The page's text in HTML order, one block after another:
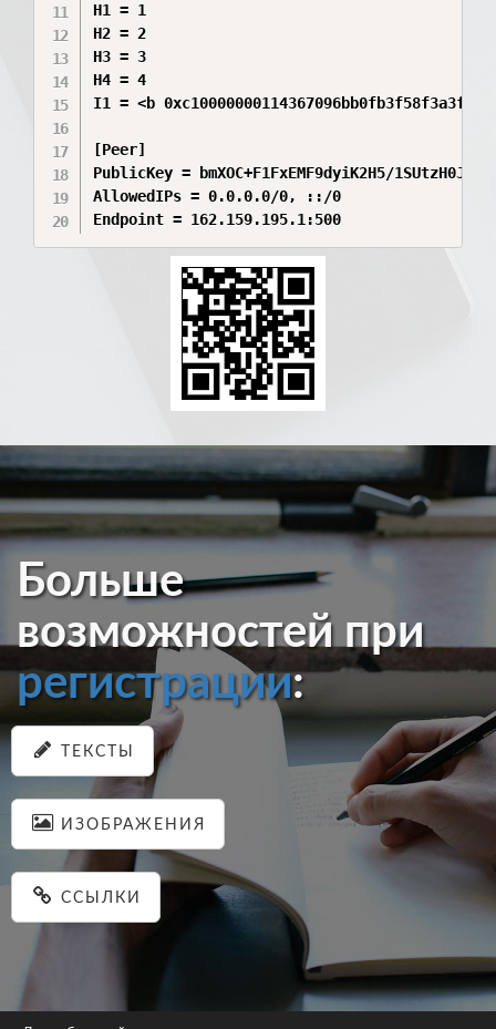
H1 = 1
H2 = 2
H3 = 3
H4 = 4
I1 = <b
[Peer]
PublicKey = bmXOC+F1FxEMF9dyiK2H5/
AllowedIPs = 0.0.0.0/0, ::/0
Endpoint = 162.159.195.1:500
Больше
возможностей при
регистрации:
ТЕКСТЫ
ИЗОБРАЖЕНИЯ
ССЫЛКИ